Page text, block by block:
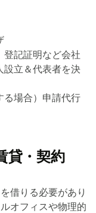
登記証明など会社
設立＆代表者を決
る場合）申請代行
貸・契約
借りる必要があり
オフィスや物理的